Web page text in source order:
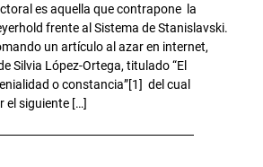
es aquella que contrapone la
frente al Sistema de Stanislavski.
un artículo al azar en internet,
Silvia López-Ortega, titulado “El
o constancia”[1] del cual
el siguiente […]